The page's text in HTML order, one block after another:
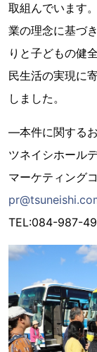
取組んでいます
業の理念に基づ
りと子どもの健
民生活の実現に
しました。
―本件に関する
ツネイシホール
マーケティング
TEL:084-987-